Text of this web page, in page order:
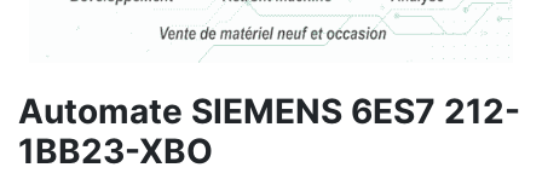
Automate SIEMENS 6ES7 212-
1BB23-XBO